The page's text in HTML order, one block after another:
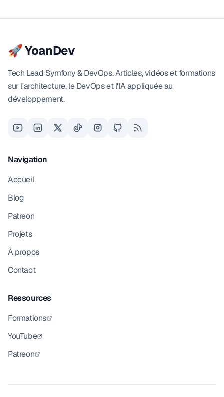
🚀 YoanDev
Tech Lead Symfony & DevOps. Articles, vidéos et formations
sur l'architecture, le DevOps et l'IA appliquée au
développement.
Navigation
Accueil
Blog
Patreon
Projets
À propos
Contact
Ressources
Formations
YouTube
Patreon